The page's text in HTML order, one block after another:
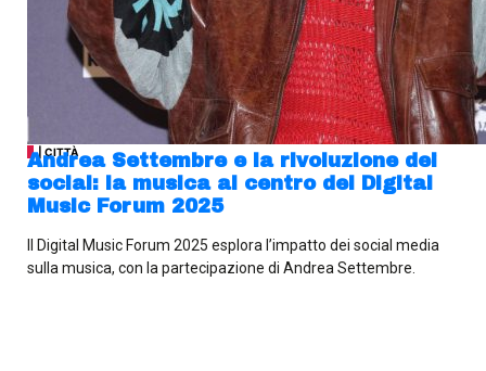
| CITTÀ
Andrea Settembre e la rivoluzione dei
social: la musica al centro del Digital
Music Forum 2025
Il Digital Music Forum 2025 esplora l’impatto dei social media
sulla musica, con la partecipazione di Andrea Settembre.